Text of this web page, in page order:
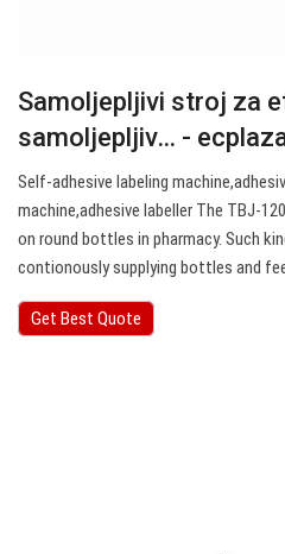
Samoljepljivi stroj za
samoljepljiv… -
Self-adhesive labeling
machine,adhesive labeller The TBJ-
on round bottles in pharmacy. Such
contionously supplying bottles and
Get Best Quote